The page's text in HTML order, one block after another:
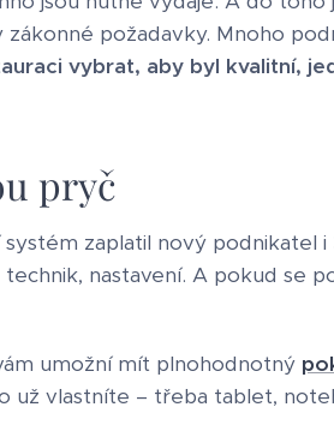
požadavky. Mnoho
vybrat, aby byl kvalitní,
pryč
zaplatil nový podnikatel i
nastavení. A pokud se
umožní mít plnohodnotný
už vlastníte – třeba tablet,